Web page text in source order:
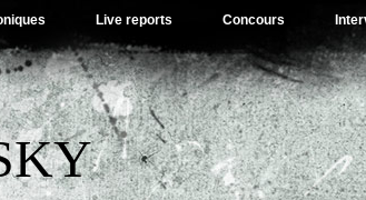
Live reports Concours